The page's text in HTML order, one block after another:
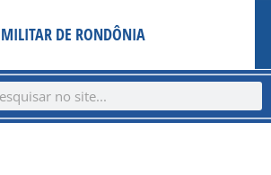
DE RONDÔNIA